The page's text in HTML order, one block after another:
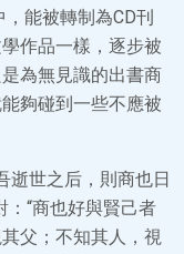
能被轉制為CD刊
作品一樣，逐步被
為無見識的出書商
夠碰到一些不應被
逝世之后，則商也日
：“商也好與賢己者
父；不知其人，視